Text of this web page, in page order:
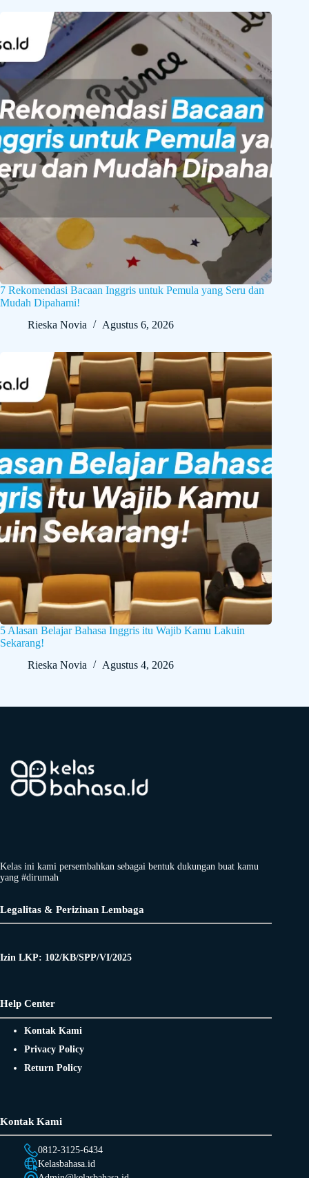
7 Rekomendasi Bacaan Inggris untuk Pemula yang Seru dan
Mudah Dipahami!
Rieska Novia
Agustus 6, 2026
5 Alasan Belajar Bahasa Inggris itu Wajib Kamu Lakuin
Sekarang!
Rieska Novia
Agustus 4, 2026
Kelas ini kami persembahkan sebagai bentuk dukungan buat kamu
yang #dirumah
Legalitas & Perizinan Lembaga
Izin LKP: 102/KB/SPP/VI/2025
Help Center
Kontak Kami
Privacy Policy
Return Policy
Kontak Kami
0812-3125-6434
Kelasbahasa.id